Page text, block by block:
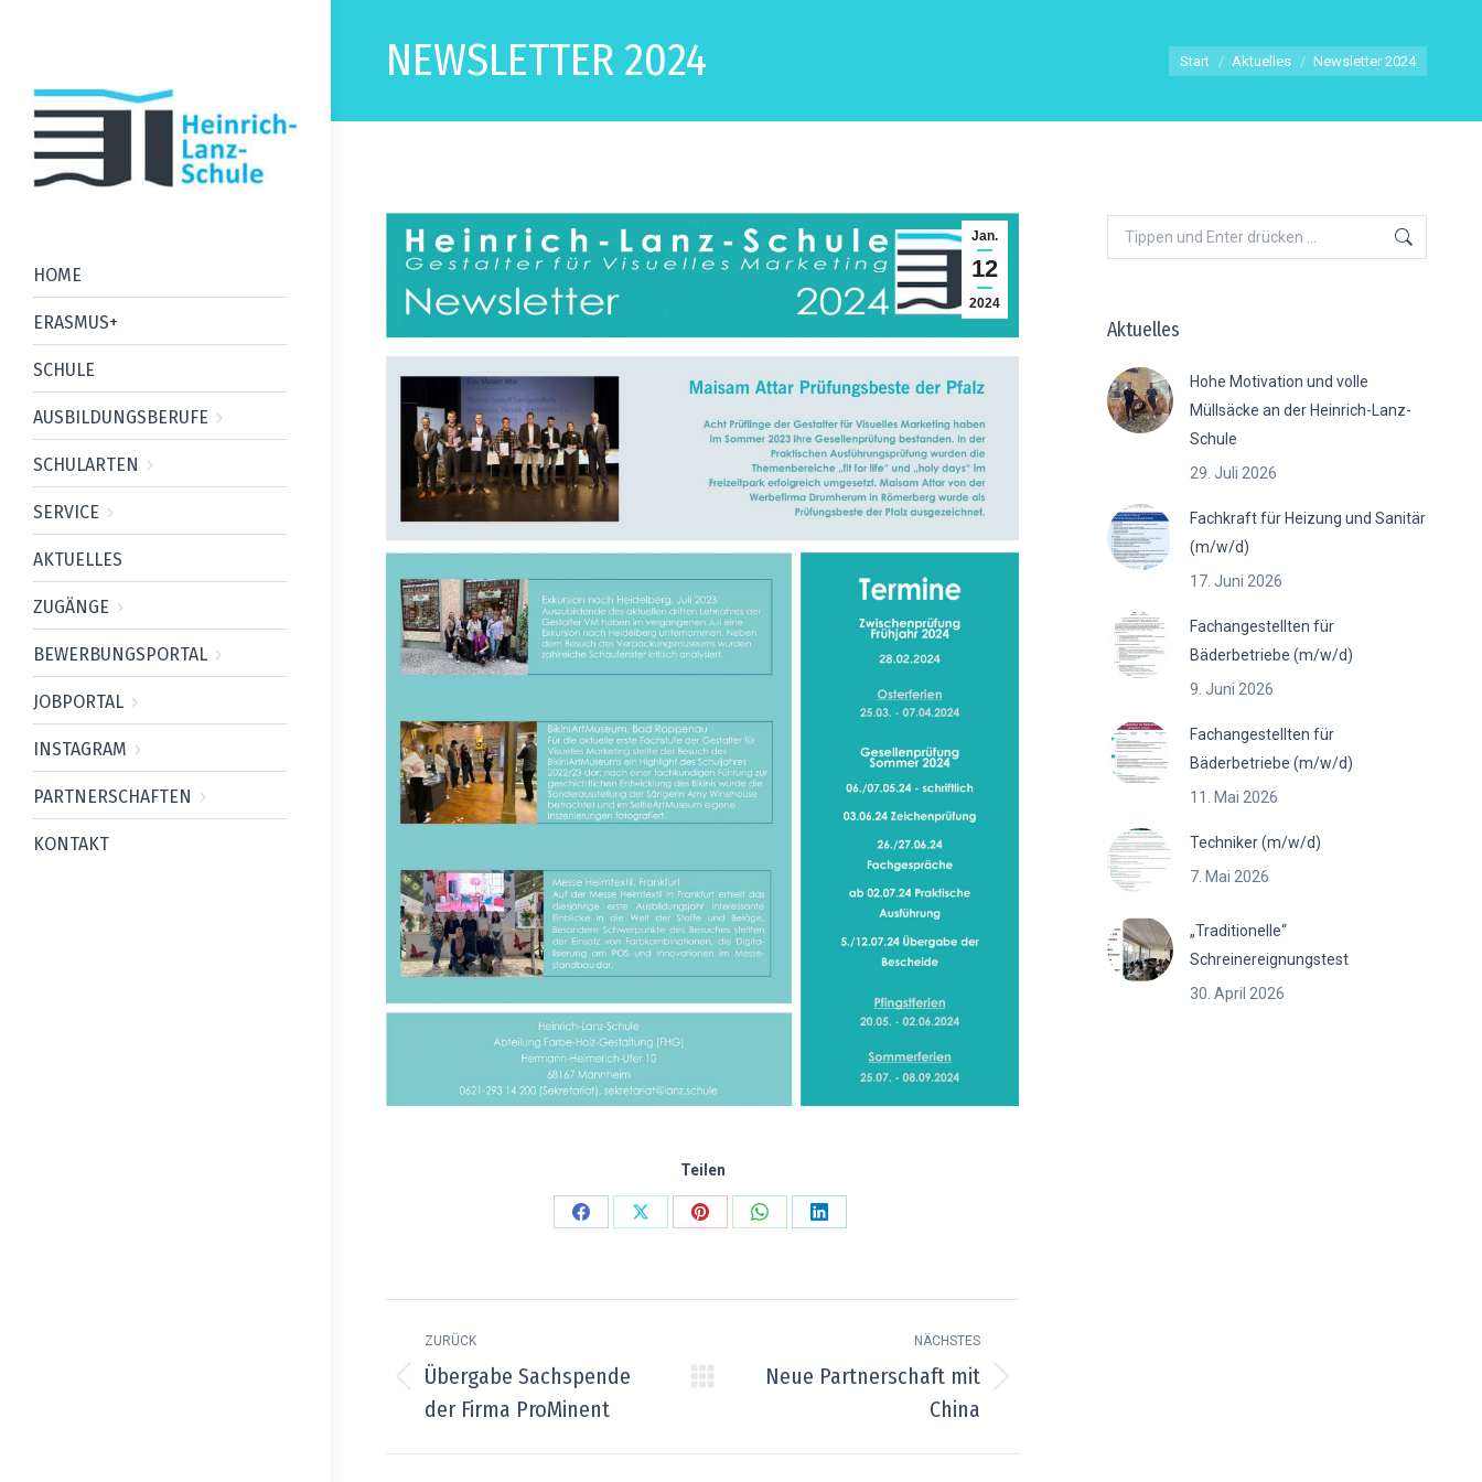
HOME
ERASMUS+
SCHULE
AUSBILDUNGSBERUFE
SCHULARTEN
SERVICE
AKTUELLES
ZUGÄNGE
BEWERBUNGSPORTAL
JOBPORTAL
INSTAGRAM
PARTNERSCHAFTEN
KONTAKT
NEWSLETTER 2024 Sie befinden sich hier:
Start Aktuelles Newsletter 2024
Jan.
12
2024
Teilen
Teilen
Teilen
Teilen
Teilen
Teilen
ZURÜCK
Vorheriger
Beitrag:
Übergabe Sachspende
der Firma ProMinent
NÄCHSTES
Nächster
Neue Partnerschaft mit
China
Search:
Aktuelles
Hohe Motivation und volle
Müllsäcke an der Heinrich-Lanz-
Schule
29. Juli 2026
Fachkraft für Heizung und Sanitär
(m/w/d)
17. Juni 2026
Fachangestellten für
Bäderbetriebe (m/w/d)
9. Juni 2026
Fachangestellten für
Bäderbetriebe (m/w/d)
11. Mai 2026
Techniker (m/w/d)
7. Mai 2026
„Traditionelle“
Schreinereignungstest
30. April 2026